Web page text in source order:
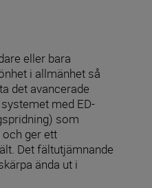
eller bara
i allmänhet så
det avancerade
med ED-
som
ger ett
Det fältutjämnande
ända ut i